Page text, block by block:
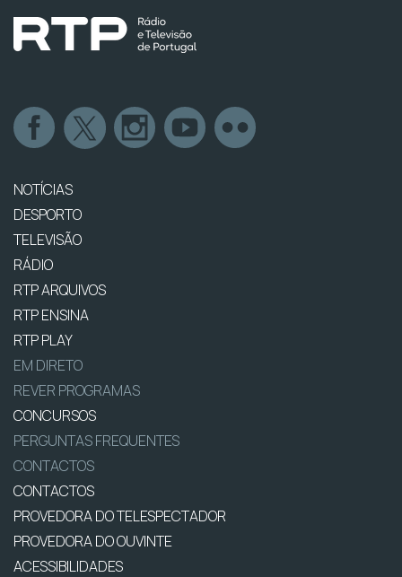
NOTÍCIAS
DESPORTO
TELEVISÃO
RÁDIO
RTP ARQUIVOS
RTP ENSINA
RTP PLAY
EM DIRETO
REVER PROGRAMAS
CONCURSOS
PERGUNTAS FREQUENTES
CONTACTOS
CONTACTOS
PROVEDORA DO TELESPECTADOR
PROVEDORA DO OUVINTE
ACESSIBILIDADES